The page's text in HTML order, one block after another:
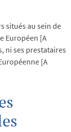
situés au sein de
Européen [A
ni ses prestataires
[A